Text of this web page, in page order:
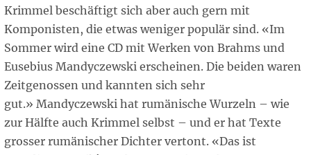
Krimmel beschäftigt sich aber auch gern mit
Komponisten, die etwas weniger populär sind. «Im
Sommer wird eine CD mit Werken von Brahms und
Eusebius Mandyczewski erscheinen. Die beiden waren
Zeitgenossen und kannten sich sehr
gut.» Mandyczewski hat rumänische Wurzeln – wie
zur Hälfte auch Krimmel selbst – und er hat Texte
grosser rumänischer Dichter vertont. «Das ist